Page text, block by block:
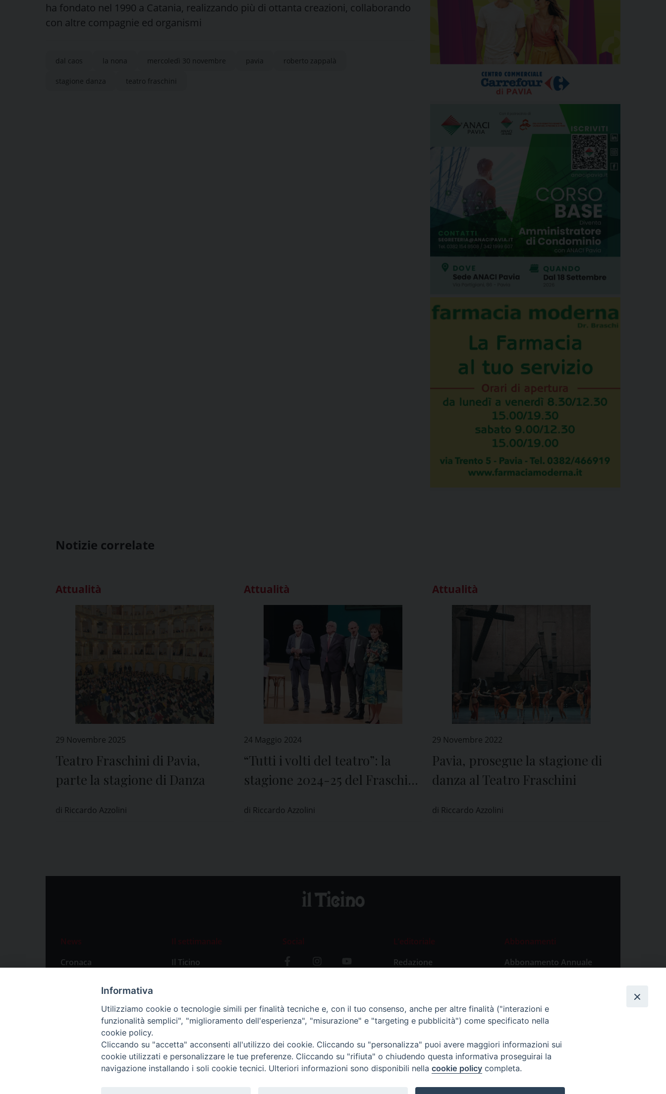
ha fondato nel 1990 a Catania, realizzando più di ottanta creazioni, collaborando
con altre compagnie ed organismi
dal caos la nona mercoledì 30 novembre pavia roberto zappalà
stagione danza teatro fraschini
Notizie correlate
Attualità
29 Novembre 2025
Teatro Fraschini di Pavia,
parte la stagione di Danza
di Riccardo Azzolini
Attualità
24 Maggio 2024
“Tutti i volti del teatro”: la
stagione 2024-25 del Fraschini
di Riccardo Azzolini
Attualità
29 Novembre 2022
Pavia, prosegue la stagione di
danza al Teatro Fraschini
di Riccardo Azzolini
News
Cronaca
Primo Piano
Il settimanale
Il Ticino
Social
L’editoriale
Redazione
Abbonamenti
Abbonamento Annuale
Abbonamento Singola
Informativa
Utilizziamo cookie o tecnologie simili per finalità tecniche e, con il tuo consenso, anche per altre finalità ("interazioni e
funzionalità semplici", "miglioramento dell'esperienza", "misurazione" e "targeting e pubblicità") come specificato nella
cookie policy.
Cliccando su "accetta" acconsenti all'utilizzo dei cookie. Cliccando su "personalizza" puoi avere maggiori informazioni sui
cookie utilizzati e personalizzare le tue preferenze. Cliccando su "rifiuta" o chiudendo questa informativa proseguirai la
navigazione installando i soli cookie tecnici. Ulteriori informazioni sono disponibili nella cookie policy completa.